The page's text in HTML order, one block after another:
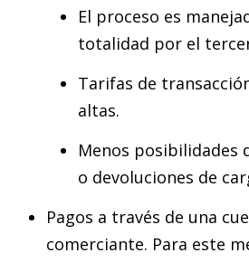
El proceso es
totalidad por el
Tarifas de
altas.
Menos posibilidades
o devoluciones de
Pagos a través de una
comerciante. Para este